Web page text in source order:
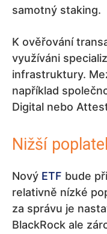
samotný staking.
K ověřování
využíváni
infrastruktury.
například
Digital nebo
Nižší
Nový ETF bude
relativně nízké
za správu je
BlackRock ale